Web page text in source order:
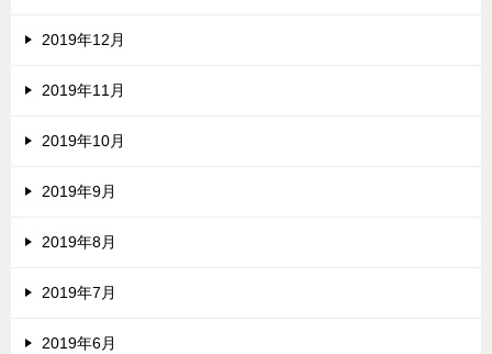
2019年12月
2019年11月
2019年10月
2019年9月
2019年8月
2019年7月
2019年6月